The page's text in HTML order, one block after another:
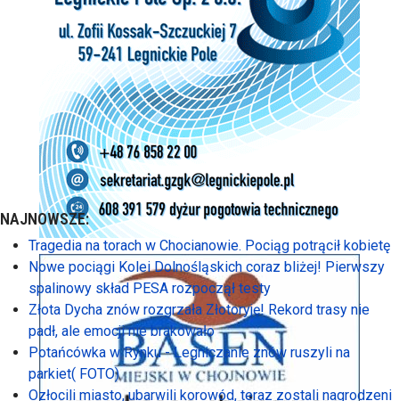
NAJNOWSZE:
Tragedia na torach w Chocianowie. Pociąg potrącił kobietę
Nowe pociągi Kolei Dolnośląskich coraz bliżej! Pierwszy
spalinowy skład PESA rozpoczął testy
Złota Dycha znów rozgrzała Złotoryję! Rekord trasy nie
padł, ale emocji nie brakowało
Potańcówka w Rynku - Legniczanie znów ruszyli na
parkiet( FOTO)
Ozłocili miasto, ubarwili korowód, teraz zostali nagrodzeni